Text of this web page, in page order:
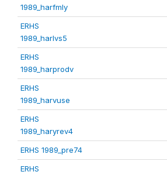
1989_harfmly
ERHS
1989_harlvs5
ERHS
1989_harprodv
ERHS
1989_harvuse
ERHS
1989_haryrev4
ERHS 1989_pre74
ERHS